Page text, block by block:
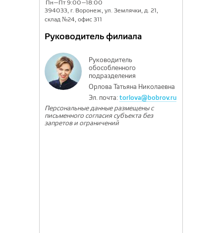
Пн—Пт 9:00—18:00
394033, г. Воронеж, ул. Землячки, д. 21,
склад №24, офис 311
Руководитель филиала
Руководитель
обособленного
подразделения
Орлова Татьяна Николаевна
Эл. почта:torlova@bobrov.ru
Персональные данные размещены с
письменного согласия субъекта без
запретов и ограничений